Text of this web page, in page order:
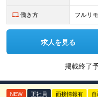
働き方 フルリ
求人を見る
掲載終了
NEW 正社員 面接情報有